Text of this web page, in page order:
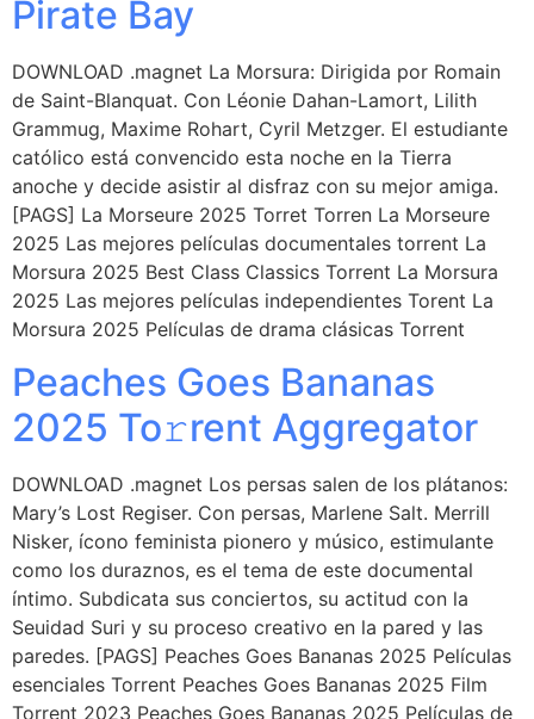
Pirate Bay
DOWNLOAD .magnet La Morsura: Dirigida por Romain
de Saint-Blanquat. Con Léonie Dahan-Lamort, Lilith
Grammug, Maxime Rohart, Cyril Metzger. El estudiante
católico está convencido esta noche en la Tierra
anoche y decide asistir al disfraz con su mejor amiga.
[PAGS] La Morseure 2025 Torret Torren La Morseure
2025 Las mejores películas documentales torrent La
Morsura 2025 Best Class Classics Torrent La Morsura
2025 Las mejores películas independientes Torent La
Morsura 2025 Películas de drama clásicas Torrent
Peaches Goes Bananas
2025 To𝚛rent Aggregator
DOWNLOAD .magnet Los persas salen de los plátanos:
Mary’s Lost Regiser. Con persas, Marlene Salt. Merrill
Nisker, ícono feminista pionero y músico, estimulante
como los duraznos, es el tema de este documental
íntimo. Subdicata sus conciertos, su actitud con la
Seuidad Suri y su proceso creativo en la pared y las
paredes. [PAGS] Peaches Goes Bananas 2025 Películas
esenciales Torrent Peaches Goes Bananas 2025 Film
Torrent 2023 Peaches Goes Bananas 2025 Películas de